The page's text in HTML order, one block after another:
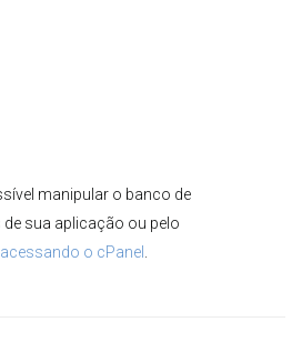
manipular o banco de
sua aplicação ou pelo
acessando o cPanel .